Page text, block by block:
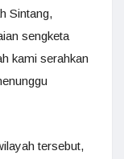
Sintang,
sengketa
kami serahkan
tersebut,